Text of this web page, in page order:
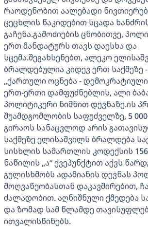
რაოდენობით აალებადი
ცეცხლის წაკიდებით სცადა
გაჩენა.გამოძიების ცნობითვე,
ერთ მანდატურს თავს დაესხა და
სცემა.შეგახსენებთ, ალეკო
ბრალდებულია კიდევ ერთ საქმეზე
„ქართული ოცნება -
ერთ-ერთი დამფუძნებლის, ალი
პოლიტიკური ნიშნით დევნაზე.ის
შუამდგომლობის საფუძველზე, 5
გირაოს სანაცვლოდ არის
საქმეზე ელისაშვილს ბრალდება
სისხლის სამართლის კოდექსის
ნაწილის „ა“ ქვეპუნქტით აქვს
გულისხმობს ადამიანის დევნას
მოღვაწეობასთან დაკავშირებით,
ძალადობით. აღნიშნული ქმედება
და ზომად სამ წლამდე
ითვალისწინებს.